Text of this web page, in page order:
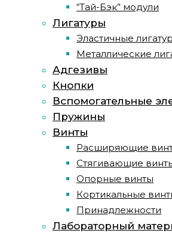
“Тай-Бэк” модули
Лигатуры
Эластичные
Металлические
Адгезивы
Кнопки
Вспомогательные
Пружины
Винты
Расширяющие
Стягивающие
Опорные винты
Кортикальные
Принадлежности
Лабораторный